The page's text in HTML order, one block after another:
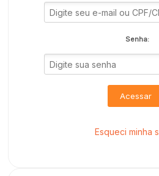
Senha:
Acessar
Esqueci minha